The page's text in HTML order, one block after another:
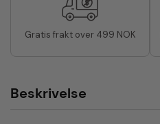
Gratis frakt over 499 NOK
Beskrivelse